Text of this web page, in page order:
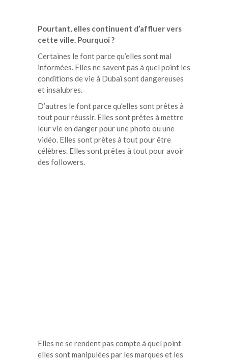
Pourtant, elles continuent d’affluer vers
cette ville. Pourquoi ?
Certaines le font parce qu’elles sont mal
informées. Elles ne savent pas à quel point les
conditions de vie à Dubaï sont dangereuses
et insalubres.
D’autres le font parce qu’elles sont prêtes à
tout pour réussir. Elles sont prêtes à mettre
leur vie en danger pour une photo ou une
vidéo. Elles sont prêtes à tout pour être
célèbres. Elles sont prêtes à tout pour avoir
des followers.
Elles ne se rendent pas compte à quel point
elles sont manipulées par les marques et les